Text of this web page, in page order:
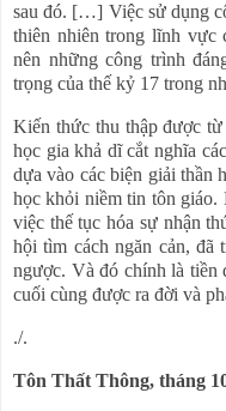
sau đó. […] Việc sử dụng
thiên nhiên trong lĩnh vực
nên những công trình
trọng của thế kỷ 17 trong
Kiến thức thu thập được
học gia khả dĩ cắt nghĩa
dựa vào các biện giải thần
học khỏi niềm tin tôn giáo.
việc thế tục hóa sự nhận
hội tìm cách ngăn cản, đã
ngược. Và đó chính là tiền
cuối cùng được ra đời và
./.
Tôn Thất Thông, tháng